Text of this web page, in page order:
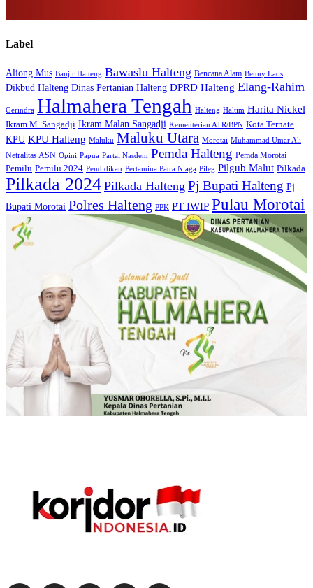
Label
Aliong Mus Banjir Halteng Bawaslu Halteng Bencana Alam Benny Laos
Dikbud Halteng Dinas Pertanian Halteng DPRD Halteng Elang-Rahim
Gerindra Halmahera Tengah Halteng Haltim Harita Nickel
Ikram M. Sangadji Ikram Malan Sangadji Kementerian ATR/BPN Kota Ternate
KPU KPU Halteng Maluku Maluku Utara Morotai Muhammad Umar Ali
Netralitas ASN Opini Papua Partai Nasdem Pemda Halteng Pemda Morotai
Pemilu Pemilu 2024 Pendidikan Pertamina Patra Niaga Pileg Pilgub Malut Pilkada
Pilkada 2024 Pilkada Halteng Pj Bupati Halteng Pj
Bupati Morotai Polres Halteng PPK PT IWIP Pulau Morotai